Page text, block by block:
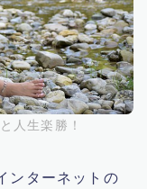
人生楽勝！
ターネットの